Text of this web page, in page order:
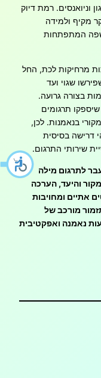
וניואנסים. רמת דיוק
מקיף ולמידה
המתפתחות
מרחיקות לכת, החל
שגוי ועד
בצורה גרועה.
תרגומים
בנאמנות. לכן,
דרישה בסיסית
שירותי התרגום.
לתרגום מילה
והיעד, הערכה
אתיים ומחויבות
מורכב של
נאמנה ואפקטיבית